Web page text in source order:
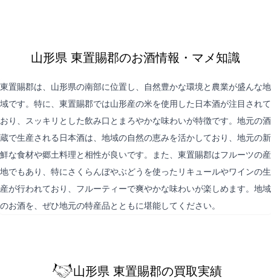
山形県 東置賜郡のお酒情報・マメ知識
東置賜郡は、山形県の南部に位置し、自然豊かな環境と農業が盛んな地
域です。特に、東置賜郡では山形産の米を使用した日本酒が注目されて
おり、スッキリとした飲み口とまろやかな味わいが特徴です。地元の酒
蔵で生産される日本酒は、地域の自然の恵みを活かしており、地元の新
鮮な食材や郷土料理と相性が良いです。また、東置賜郡はフルーツの産
地でもあり、特にさくらんぼやぶどうを使ったリキュールやワインの生
産が行われており、フルーティーで爽やかな味わいが楽しめます。地域
のお酒を、ぜひ地元の特産品とともに堪能してください。
山形県 東置賜郡の買取実績